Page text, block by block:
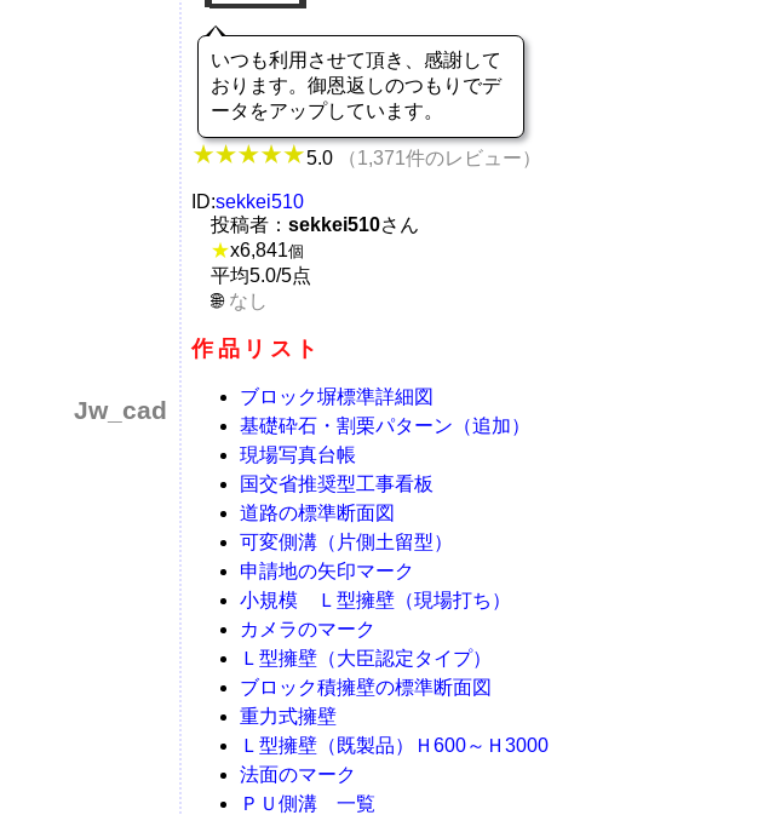
Jw_cad
いつも利用させて頂き、感謝して
おります。御恩返しのつもりでデ
ータをアップしています。
5.0 （1,371件のレビュー）
ID:sekkei510
投稿者： sekkei510さん
★x6,841個
平均5.0/5点
なし
作品リスト
ブロック塀標準詳細図
基礎砕石・割栗パターン（追加）
現場写真台帳
国交省推奨型工事看板
道路の標準断面図
可変側溝（片側土留型）
申請地の矢印マーク
小規模 Ｌ型擁壁（現場打ち）
カメラのマーク
Ｌ型擁壁（大臣認定タイプ）
ブロック積擁壁の標準断面図
重力式擁壁
Ｌ型擁壁（既製品）Ｈ600～Ｈ3000
法面のマーク
ＰＵ側溝 一覧